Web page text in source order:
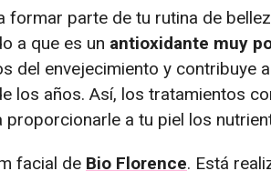
formar parte de tu rutina de
a que es un antioxidante muy
del envejecimiento y contribuye
los años. Así, los tratamientos
proporcionarle a tu piel los
facial de Bio Florence. Está